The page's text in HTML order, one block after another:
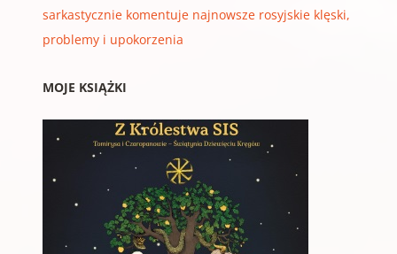
sarkastycznie komentuje najnowsze rosyjskie klęski,
problemy i upokorzenia
MOJE KSIĄŻKI